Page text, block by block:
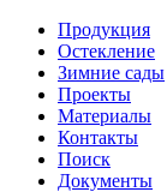
Продукция
Остекление
Зимние сады
Проекты
Материалы
Контакты
Поиск
Документы